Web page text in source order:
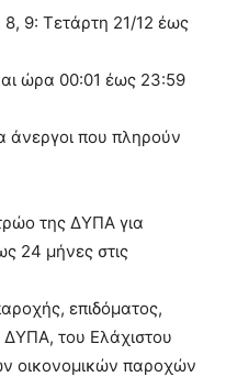
9: Τετάρτη 21/12 έως
ώρα 00:01 έως 23:59
άνεργοι που πληρούν
της ΔΥΠΑ για
24 μήνες στις
επιδόματος,
ΔΥΠΑ, του Ελάχιστου
οικονομικών παροχών